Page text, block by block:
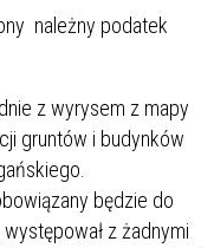
należny podatek
z wyrysem z mapy
gruntów i budynków
będzie do
z żadnymi